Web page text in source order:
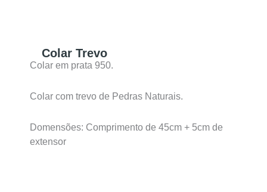
Colar Trevo
Colar em prata 950.
Colar com trevo de Pedras Naturais.
Domensões: Comprimento de 45cm + 5cm de
extensor